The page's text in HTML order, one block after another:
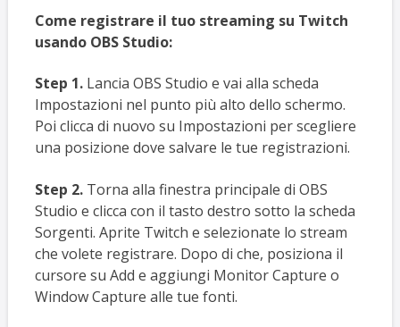
Come registrare il tuo streaming su Twitch
usando OBS Studio:
Step 1.Lancia OBS Studio e vai alla scheda
Impostazioni nel punto più alto dello schermo.
Poi clicca di nuovo su Impostazioni per scegliere
una posizione dove salvare le tue registrazioni.
Step 2.Torna alla finestra principale di OBS
Studio e clicca con il tasto destro sotto la scheda
Sorgenti. Aprite Twitch e selezionate lo stream
che volete registrare. Dopo di che, posiziona il
cursore su Add e aggiungi Monitor Capture o
Window Capture alle tue fonti.